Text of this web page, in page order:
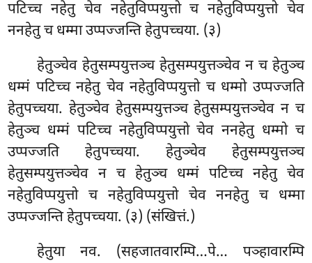
पटिच्च नहेतु चेव नहेतुविप्पयुत्तो च नहेतुविप्पयुत्तो चेव
ननहेतु च धम्मा उप्पज्जन्ति हेतुपच्चया. (३)
हेतुञ्चेव हेतुसम्पयुत्तञ्च हेतुसम्पयुत्तञ्चेव न च हेतुञ्च
धम्मं पटिच्च नहेतु चेव नहेतुविप्पयुत्तो च धम्मो उप्पज्जति
हेतुपच्चया. हेतुञ्चेव हेतुसम्पयुत्तञ्च हेतुसम्पयुत्तञ्चेव न च
हेतुञ्च धम्मं पटिच्च नहेतुविप्पयुत्तो चेव ननहेतु धम्मो च
उप्पज्जति हेतुपच्चया. हेतुञ्चेव हेतुसम्पयुत्तञ्च
हेतुसम्पयुत्तञ्चेव न च हेतुञ्च धम्मं पटिच्च नहेतु चेव
नहेतुविप्पयुत्तो च नहेतुविप्पयुत्तो चेव ननहेतु च धम्मा
उप्पज्जन्ति हेतुपच्चया. (३) (संखित्तं.)
हेतुया नव. (सहजातवारम्पि…पे… पञ्हावारम्पि